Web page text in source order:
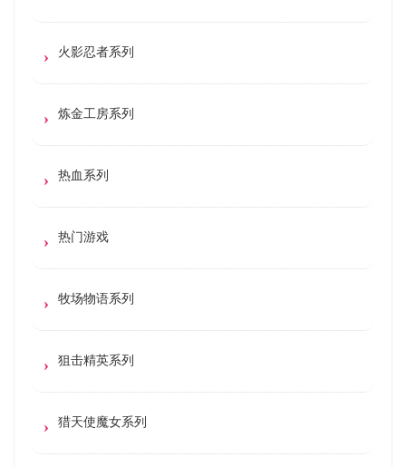
火影忍者系列
炼金工房系列
热血系列
热门游戏
牧场物语系列
狙击精英系列
猎天使魔女系列